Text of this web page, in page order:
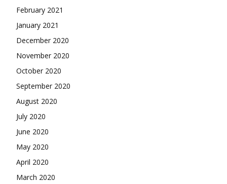
February 2021
January 2021
December 2020
November 2020
October 2020
September 2020
August 2020
July 2020
June 2020
May 2020
April 2020
March 2020